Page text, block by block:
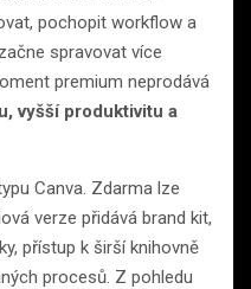
pochopit workflow a
spravovat více
premium neprodává
vyšší produktivitu a
Canva. Zdarma lze
verze přidává brand kit,
přístup k širší knihovně
procesů. Z pohledu